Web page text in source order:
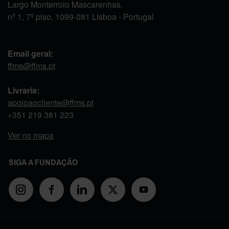
Largo Monterroio Mascarenhas,
nº 1, 7º piso, 1099-081 Lisboa - Portugal
Email geral:
ffms@ffms.pt
Livraria:
apoioaocliente@ffms.pt
+351 219 381 223
Ver no mapa
SIGA A FUNDAÇÃO